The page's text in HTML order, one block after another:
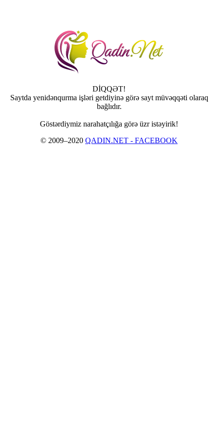
DİQQƏT!
Saytda yenidənqurma işləri getdiyinə görə sayt müvəqqəti olaraq
bağlıdır.
Göstərdiymiz narahatçılığa görə üzr istəyirik!
© 2009–2020 QADIN.NET - FACEBOOK